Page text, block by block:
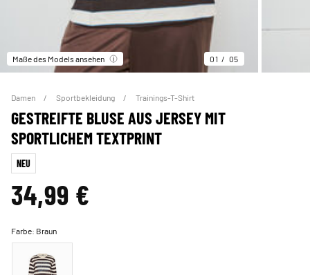
Maße des Models ansehen 01 05
Damen Sportbekleidung Trainings-T-Shirt
GESTREIFTE BLUSE AUS JERSEY MIT
SPORTLICHEM TEXTPRINT
NEU
34,99 €
Farbe: Braun